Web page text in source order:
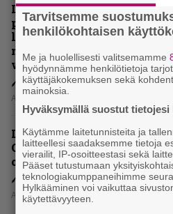
Levyarvio: Coronerin
paluualbumi 32 vuotta
levytyksen jälkeen ei voi
mitenkään täyttää
voiko?
Aki Nuopponen
Levyarvio: Dirkschneider
Old Gang -albumista ei
onko se tosissaan tehty vai
Aki Nuopponen
Tarvitsemme
henkilökohtaisen
Me ja huolellisesti valitsemamme
hyödynnämme henkilötietoja
käyttäjäkokemuksen sekä
mainoksia.
Hyväksymällä suostut
Käytämme laitetunnisteita ja
laitteellesi saadaksemme tietoja
vierailit, IP-osoitteestasi sekä
Pääset tutustumaan
teknologiakumppaneihimme
Hylkääminen voi vaikuttaa
käytettävyyteen.